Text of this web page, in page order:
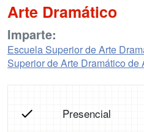
Arte Dramático
Imparte:
Escuela Superior de Arte
Superior de Arte Dramático de
Presencial